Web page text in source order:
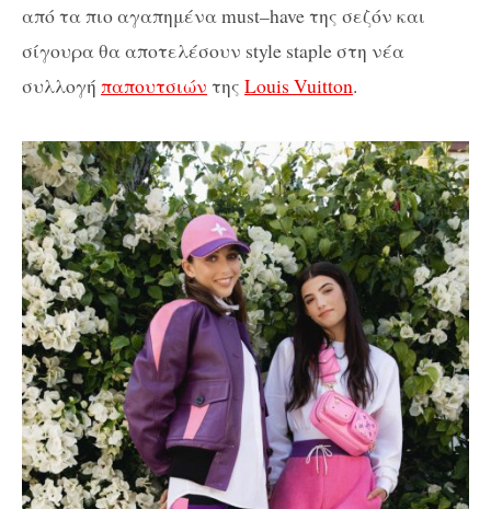
από τα πιο αγαπημέναmust–haveτης σεζόν και
σίγουρα θα αποτελέσουν style stapleστη νέα
συλλογή παπουτσιών της Louis Vuitton.